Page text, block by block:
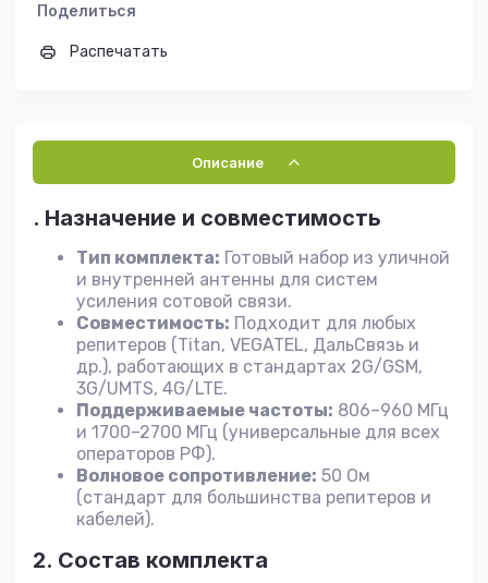
Поделиться
Распечатать
Описание
. Назначение и совместимость
Тип комплекта: Готовый набор из уличной
и внутренней антенны для систем
усиления сотовой связи.
Совместимость: Подходит для любых
репитеров (Titan, VEGATEL, ДальСвязь и
др.), работающих в стандартах 2G/GSM,
3G/UMTS, 4G/LTE.
Поддерживаемые частоты: 806–960 МГц
и 1700–2700 МГц (универсальные для всех
операторов РФ).
Волновое сопротивление: 50 Ом
(стандарт для большинства репитеров и
кабелей).
2. Состав комплекта